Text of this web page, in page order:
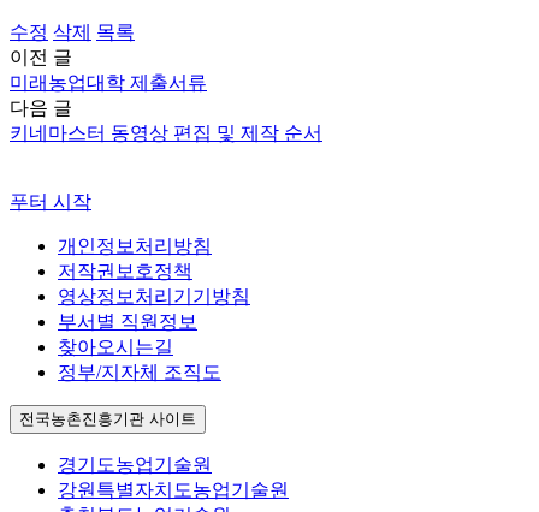
수정 삭제 목록
이전 글
미래농업대학 제출서류
다음 글
키네마스터 동영상 편집 및 제작 순서
푸터 시작
개인정보처리방침
저작권보호정책
영상정보처리기기방침
부서별 직원정보
찾아오시는길
정부/지자체 조직도
전국농촌진흥기관 사이트
경기도농업기술원
강원특별자치도농업기술원